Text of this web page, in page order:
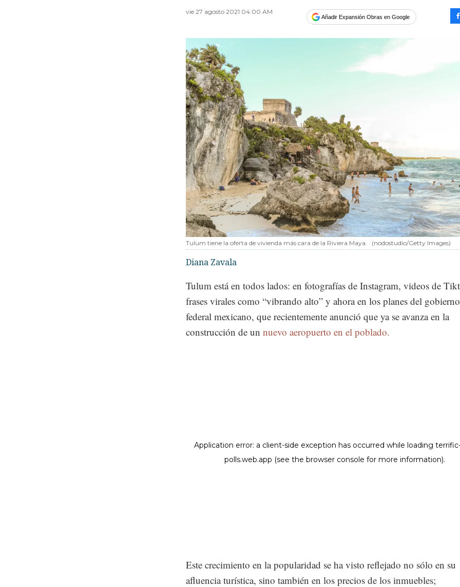
vie 27 agosto 2021 04:00 AM
Añadir Expansión Obras en Google
Tulum tiene la oferta de vivienda más cara de la Riviera Maya. (nodostudio/Getty Images)
Diana Zavala
Tulum está en todos lados: en fotografías de Instagram, videos de
frases virales como “vibrando alto” y ahora en los planes del gobierno
federal mexicano, que recientemente anunció que ya se avanza en la
construcción de un nuevo aeropuerto en el poblado.
Este crecimiento en la popularidad se ha visto reflejado no sólo en su
afluencia turística, sino también en los precios de los inmuebles;